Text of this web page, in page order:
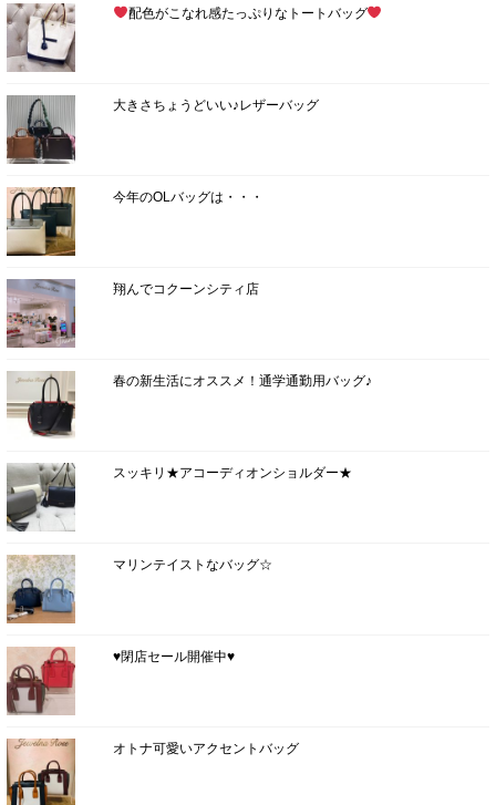
配色がこなれ感たっぷりなトートバッグ
大きさちょうどいい♪レザーバッグ
今年のOLバッグは・・・
翔んでコクーンシティ店
春の新生活にオススメ！通学通勤用バッグ♪
スッキリ★アコーディオンショルダー★
マリンテイストなバッグ☆
♥閉店セール開催中♥
オトナ可愛いアクセントバッグ